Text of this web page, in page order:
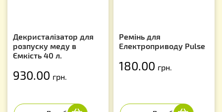
Декристалізатор для
розпуску меду в
Ємкість 40 л.
930.00 грн.
Ремінь для
Електроприводу Pulse
180.00 грн.